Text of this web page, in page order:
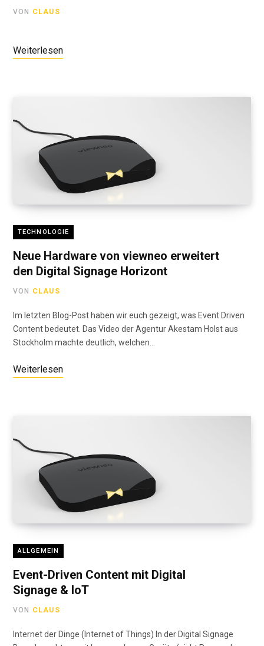
VON CLAUS
Weiterlesen
TECHNOLOGIE
Neue Hardware von viewneo erweitert
den Digital Signage Horizont
VON CLAUS
Im letzten Blog-Post haben wir euch gezeigt, was Event Driven
Content bedeutet. Das Video der Agentur Akestam Holst aus
Stockholm machte deutlich, welchen…
Weiterlesen
ALLGEMEIN
Event-Driven Content mit Digital
Signage & IoT
VON CLAUS
Internet der Dinge (Internet of Things) In der Digital Signage